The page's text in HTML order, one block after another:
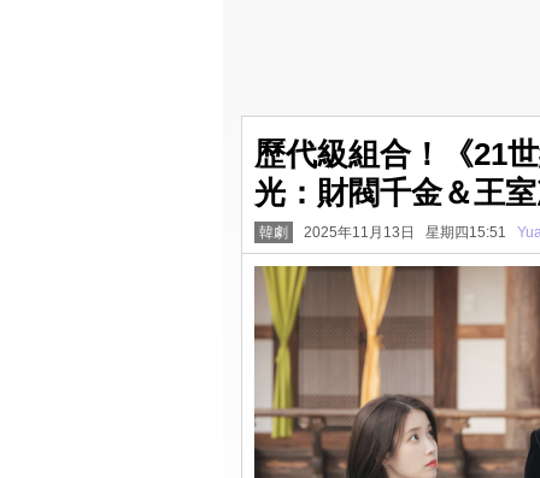
歷代級組合！《21
光：財閥千金＆王
韓劇 2025年11月13日 星期四15:51